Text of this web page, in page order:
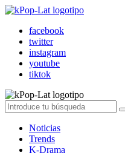
facebook
twitter
instagram
youtube
tiktok
Noticias
Trends
K-Drama